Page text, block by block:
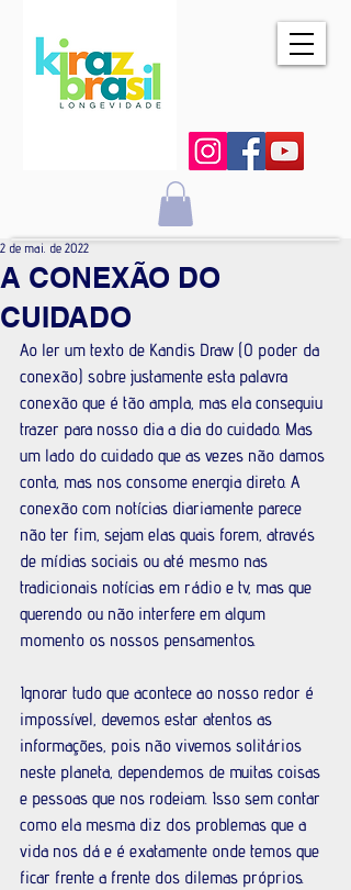
A CONEXÃO DO
CUIDADO
2 de mai. de 2022
Ao ler um texto de Kandis Draw (O poder da
conexão) sobre justamente esta palavra
conexão que é tão ampla, mas ela conseguiu
trazer para nosso dia a dia do cuidado. Mas
um lado do cuidado que as vezes não damos
conta, mas nos consome energia direto. A
conexão com notícias diariamente parece
não ter fim, sejam elas quais forem, através
de mídias sociais ou até mesmo nas
tradicionais notícias em rádio e tv, mas que
querendo ou não interfere em algum
momento os nossos pensamentos.
Ignorar tudo que acontece ao nosso redor é
impossível, devemos estar atentos as
informações, pois não vivemos solitários
neste planeta, dependemos de muitas coisas
e pessoas que nos rodeiam. Isso sem contar
como ela mesma diz dos problemas que a
vida nos dá e é exatamente onde temos que
ficar frente a frente dos dilemas próprios.